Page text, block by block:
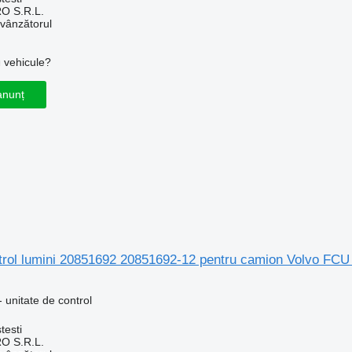
S.R.L.
vehicule?
lumini 20851692 20851692-12 pentru camion Volvo
unitate de control
S.R.L.